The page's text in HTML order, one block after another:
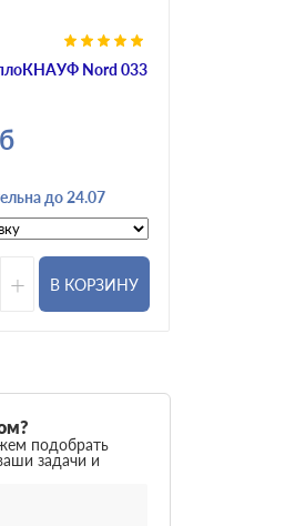
Nord 033
до 24.07
+ В КОРЗИНУ
подобрать
задачи и